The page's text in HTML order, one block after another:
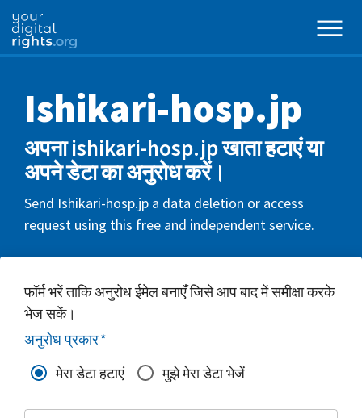
Ishikari-hosp.jp
अपना ishikari-hosp.jp खाता हटाएं या
अपने डेटा का अनुरोध करें।
Send Ishikari-hosp.jp a data deletion or access
request using this free and independent service.
फॉर्म भरें ताकि अनुरोध ईमेल बनाएँ जिसे आप बाद में समीक्षा करके
भेज सकें।
अनुरोध प्रकार*
मेरा डेटा हटाएं
मुझे मेरा डेटा भेजें